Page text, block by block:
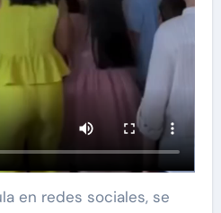
en redes sociales, se